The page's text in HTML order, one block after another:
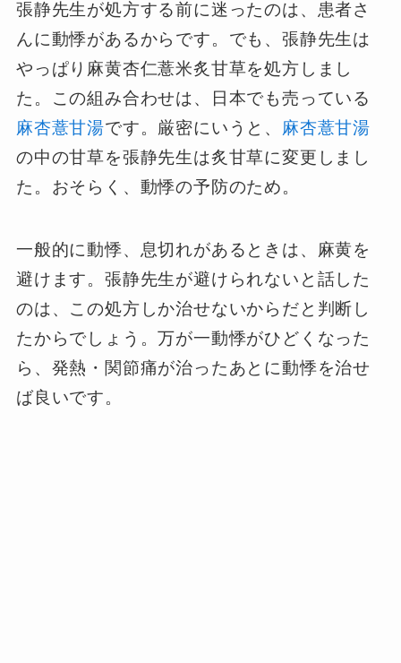
張静先生が処方する前に迷ったのは、患者さ
んに動悸があるからです。でも、張静先生は
やっぱり麻黄杏仁薏米炙甘草を処方しまし
た。この組み合わせは、日本でも売っている
麻杏薏甘湯です。厳密にいうと、 麻杏薏甘湯
の中の甘草を張静先生は炙甘草に変更しまし
た。おそらく、動悸の予防のため。
一般的に動悸、息切れがあるときは、麻黄を
避けます。張静先生が避けられないと話した
のは、この処方しか治せないからだと判断し
たからでしょう。万が一動悸がひどくなった
ら、発熱・関節痛が治ったあとに動悸を治せ
ば良いです。